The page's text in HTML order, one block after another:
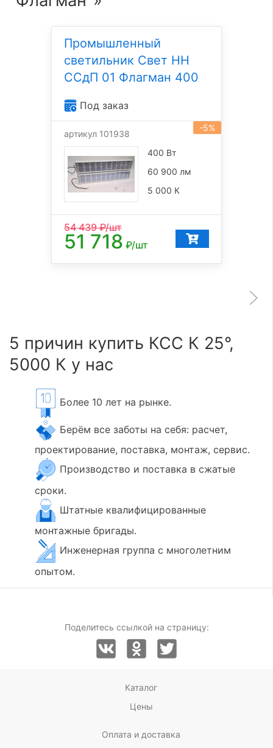
Промышленный
светильник Свет НН
ССдП 01 Флагман 400
Под заказ
-5%
артикул 101938
400 Вт
60 900 лм
5 000 К
54 439₽/шт
51 718 ₽/шт
5 причин купить КСС К 25°,
5000 К у нас
Более 10 лет на рынке.
Берём все заботы на себя: расчет,
проектирование, поставка, монтаж, сервис.
Производство и поставка в сжатые
сроки.
Штатные квалифицированные
монтажные бригады.
Инженерная группа с многолетним
опытом.
Поделитесь ссылкой на страницу:
Каталог
Цены
Оплата и доставка